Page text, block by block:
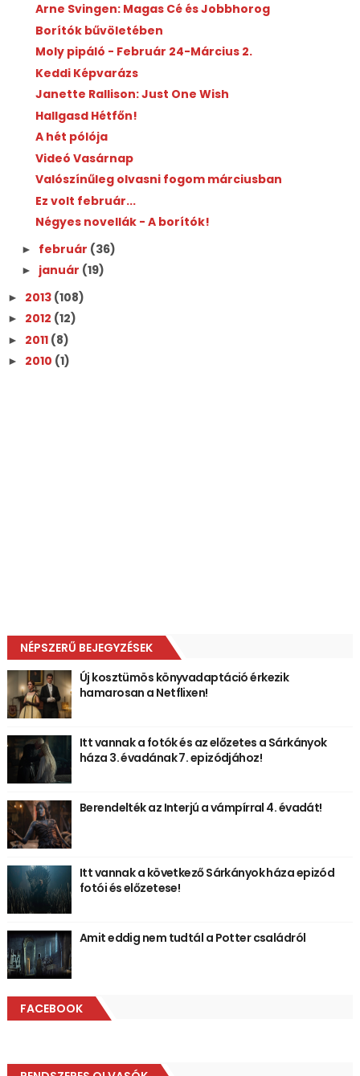
Arne Svingen: Magas Cé és Jobbhorog
Borítók bűvöletében
Moly pipáló - Február 24-Március 2.
Keddi Képvarázs
Janette Rallison: Just One Wish
Hallgasd Hétfőn!
A hét pólója
Videó Vasárnap
Valószínűleg olvasni fogom márciusban
Ez volt február...
Négyes novellák - A borítók!
► február (36)
► január (19)
► 2013 (108)
► 2012 (12)
► 2011 (8)
► 2010 (1)
NÉPSZERŰ BEJEGYZÉSEK
Új kosztümös könyvadaptáció érkezik
hamarosan a Netflixen!
Itt vannak a fotók és az előzetes a Sárkányok
háza 3. évadának 7. epizódjához!
Berendelték az Interjú a vámpírral 4. évadát!
Itt vannak a következő Sárkányok háza epizód
fotói és előzetese!
Amit eddig nem tudtál a Potter családról
FACEBOOK